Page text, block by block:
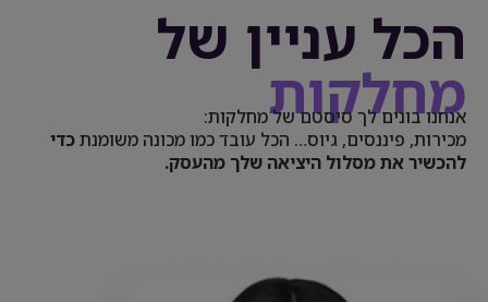
הכל עניין של
מחלקות
אנחנו בונים לך סיסטם של מחלקות:
מכירות, פיננסים, גיוס… הכל עובד כמו מכונה משומנתכדי
להכשיר את מסלול היציאה שלך מהעסק.